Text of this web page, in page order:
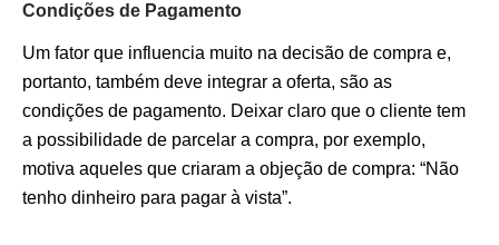
Condições de Pagamento
Um fator que influencia muito na decisão de compra e,
portanto, também deve integrar a oferta, são as
condições de pagamento. Deixar claro que o cliente tem
a possibilidade de parcelar a compra, por exemplo,
motiva aqueles que criaram a objeção de compra: “Não
tenho dinheiro para pagar à vista”.